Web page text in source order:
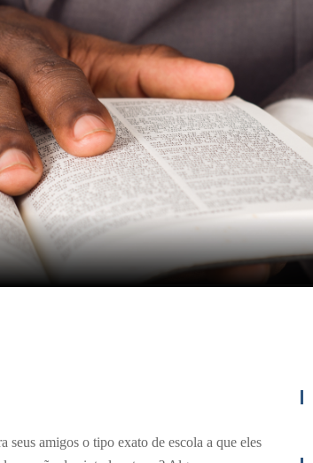
seus amigos o tipo exato de escola a que eles